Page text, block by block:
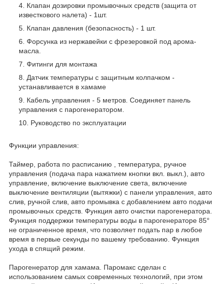
Клапан дозировки промывочных средств (защита от
известкового налета) - 1шт.
Клапан давления (безопасность) - 1 шт.
Форсунка из нержавейки с фрезеровкой под арома-
масла.
Фитинги для монтажа
Датчик температуры с защитным колпачком -
устанавливается в хамаме
Кабель управления - 5 метров. Соединяет панель
управления с парогенератором.
Руководство по эксплуатации
Функции управления:
Таймер, работа по расписанию , температура, ручное
управления (подача пара нажатием кнопки вкл. выкл.), авто
управление, включение выключение света, включение
выключение вентиляции (вытяжки) с панели управления, авто
слив, ручной слив, авто промывка с добавлением авто подачи
промывочных средств. Функция авто очистки парогенератора.
Функция поддержки температуры воды в парогенераторе 85°
не ограниченное время, что позволяет подать пар в любое
время в первые секунды по вашему требованию. Функция
ухода в спящий режим.
Парогенератор для хамама. Паромакс сделан с
использованием самых современных технологий, при этом